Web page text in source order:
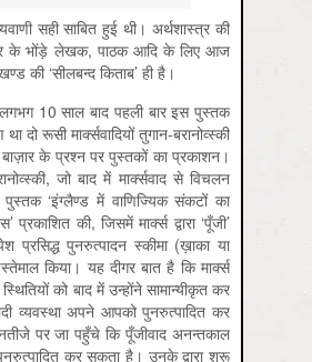
सही साबित हुई थी। अर्थशास्त्र की
के भोंड़े लेखक, पाठक आदि के लिए आज
की ‘सीलबन्द किताब’ ही है।
10 साल बाद पहली बार इस पुस्तक
दो रूसी मार्क्सवादियों तुगान-बरानोव्स्की
बाज़ार के प्रश्न पर पुस्तकों का प्रकाशन।
जो बाद में मार्क्सवाद से विचलन
‘इंग्लैण्ड में वाणिज्यिक संकटों का
प्रकाशित की, जिसमें मार्क्स द्वारा ‘पूँजी’
पुनरुत्पादन स्कीमा (ख़ाका या
किया। यह दीगर बात है कि मार्क्स
को बाद में उन्होंने सामान्यीकृत कर
व्यवस्था अपने आपको पुनरुत्पादित कर
पर जा पहुँचे कि पूँजीवाद अनन्तकाल
कर सकता है। उनके द्वारा शुरू